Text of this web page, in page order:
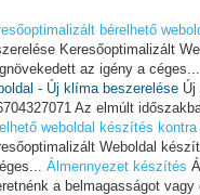
bérelhető
Keresőoptimalizált
az igény a céges...
- Új klíma beszerelése Új
Az elmúlt
weboldal készítés
Weboldal
Álmennyezet készítés
a belmagasságot